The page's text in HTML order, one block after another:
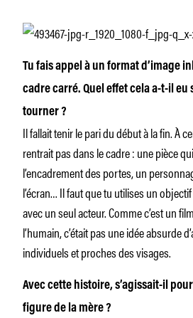
Tu fais appel à un format d’image
cadre carré. Quel effet cela a-t-il eu
tourner ?
Il fallait tenir le pari du début à la fin. À
rentrait pas dans le cadre : une pièce
l’encadrement des portes, un
l’écran… Il faut que tu utilises un
avec un seul acteur. Comme c’est un
l’humain, c’était pas une idée absurde
individuels et proches des visages.
Avec cette histoire, s’agissait-il
figure de la mère ?